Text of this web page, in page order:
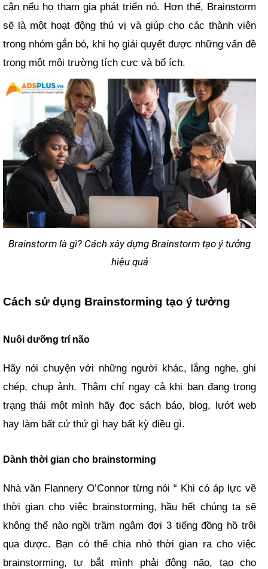
cận nếu họ tham gia phát triển nó. Hơn thế, Brainstorm
sẽ là một hoạt động thú vị và giúp cho các thành viên
trong nhóm gắn bó, khi họ giải quyết được những vấn đề
trong một môi trường tích cực và bổ ích.
Brainstorm là gì? Cách xây dựng Brainstorm tạo ý tưởng
hiệu quả
Cách sử dụng Brainstorming tạo ý tưởng
Nuôi dưỡng trí não
Hãy nói chuyện với những người khác, lắng nghe, ghi
chép, chụp ảnh. Thậm chí ngay cả khi bạn đang trong
trạng thái một mình hãy đọc sách báo, blog, lướt web
hay làm bất cứ thứ gì hay bất kỳ điều gì.
Dành thời gian cho brainstorming
Nhà văn Flannery O’Connor từng nói “ Khi có áp lực về
thời gian cho việc brainstorming, hầu hết chúng ta sẽ
không thể nào ngồi trầm ngâm đợi 3 tiếng đồng hồ trôi
qua được. Bạn có thể chia nhỏ thời gian ra cho việc
brainstorming, tự bắt mình phải động não, tạo cho